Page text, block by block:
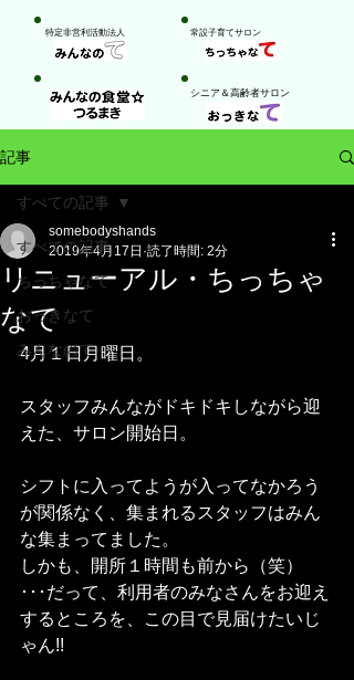
特定非営利活動法人 ​常設子育てサロン
​シニア＆高齢者サロン
記事
すべての記事
ちっちゃなて
おっきなて
みんなのて
すべての記事
リニューアル・ちっちゃ
なて
somebodyshands
2019年4月17日 読了時間: 2分
4月１日月曜日。
スタッフみんながドキドキしながら迎
えた、サロン開始日。
シフトに入ってようが入ってなかろう
が関係なく、集まれるスタッフはみん
な集まってました。
しかも、開所１時間も前から（笑）
･･･だって、利用者のみなさんをお迎え
するところを、この目で見届けたいじ
ゃん!!